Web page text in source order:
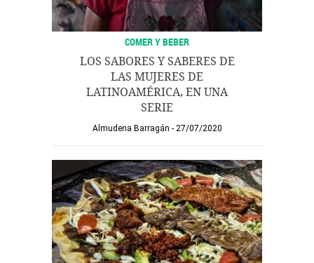
COMER Y BEBER
LOS SABORES Y SABERES DE
LAS MUJERES DE
LATINOAMÉRICA, EN UNA
SERIE
Almudena Barragán 27/07/2020